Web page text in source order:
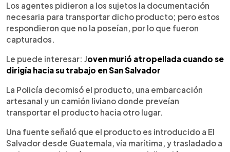
Los agentes pidieron a los sujetos la documentación
necesaria para transportar dicho producto; pero estos
respondieron que no la poseían, por lo que fueron
capturados.
Le puede interesar: Joven murió atropellada cuando se
dirigía hacia su trabajo en San Salvador
La Policía decomisó el producto, una embarcación
artesanal y un camión liviano donde preveían
transportar el producto hacia otro lugar.
Una fuente señaló que el producto es introducido a El
Salvador desde Guatemala, vía marítima, y trasladado a